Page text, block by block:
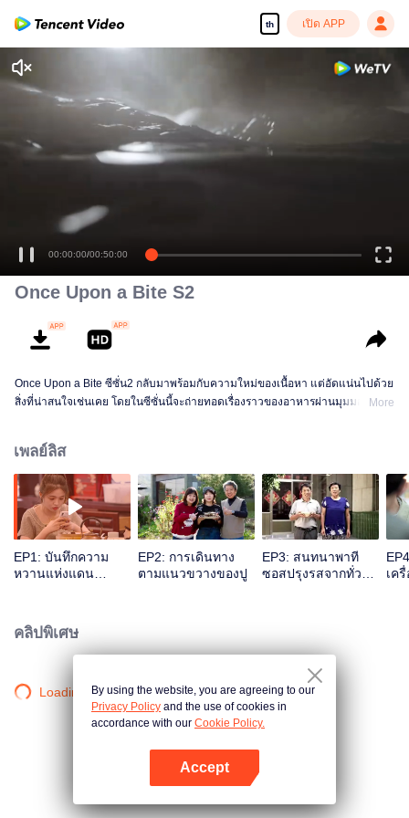
th เปิด APP
00:00:00/00:50:00
Once Upon a Bite S2
Once Upon a Bite ซีซั่น2 กลับมาพร้อมกับความใหม่ของเนื้อหา แต่อัดแน่นไปด้วย
สิ่งที่น่าสนใจเช่นเคย โดยในซีซั่นนี้จะถ่ายทอดเรื่องราวของอาหารผ่านมุมมองจาก
ถึงอาหารที่แตกต่างแต่มีความเกี่ยวข้องกัน เต็มไปด้วยความแปลกใหม่ และเรื่อง
ราวที่น่าสนใจมากมาย
More
เพลย์ลิส
EP1: บันทึกความ
หวานแห่งแดน
EP2: การเดินทาง
ตามแนวขวางของปู
EP3: สนทนาพาที
ซอสปรุงรสจากทั่ว
เค
คลิปพิเศษ
Loading…By using the website, you are agreeing to our
Privacy Policy and the use of cookies in
accordance with our Cookie Policy.
Accept